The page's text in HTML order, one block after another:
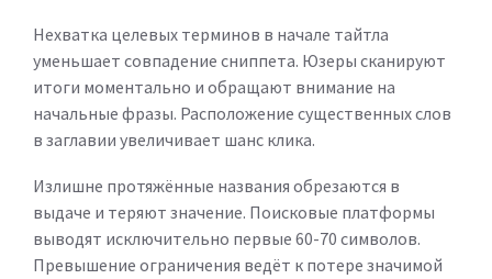
Нехватка целевых терминов в начале тайтла
уменьшает совпадение сниппета. Юзеры сканируют
итоги моментально и обращают внимание на
начальные фразы. Расположение существенных слов
в заглавии увеличивает шанс клика.
Излишне протяжённые названия обрезаются в
выдаче и теряют значение. Поисковые платформы
выводят исключительно первые 60-70 символов.
Превышение ограничения ведёт к потере значимой